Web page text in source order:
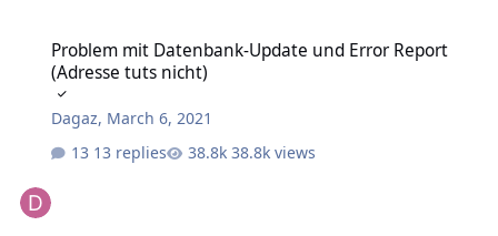
Problem mit Datenbank-Update und Error Report
(Adresse tuts nicht)
Dagaz, March 6, 2021
13 replies
38.8k views